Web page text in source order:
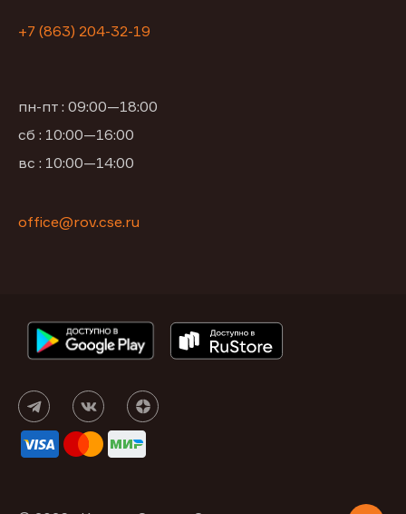
+7 (863) 204-32-19
пн-пт : 09:00—18:00
сб : 10:00—16:00
вс : 10:00—14:00
office@rov.cse.ru